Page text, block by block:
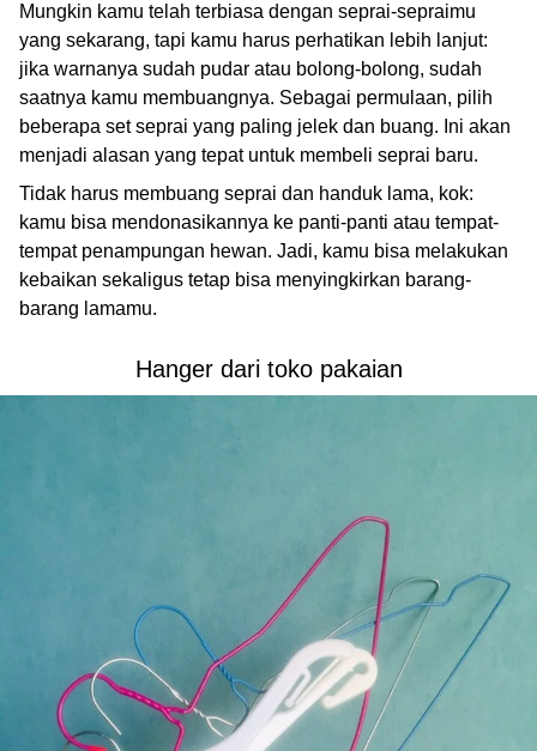
Mungkin kamu telah terbiasa dengan seprai-sepraimu
yang sekarang, tapi kamu harus perhatikan lebih lanjut:
jika warnanya sudah pudar atau bolong-bolong, sudah
saatnya kamu membuangnya. Sebagai permulaan, pilih
beberapa set seprai yang paling jelek dan buang. Ini akan
menjadi alasan yang tepat untuk membeli seprai baru.
Tidak harus membuang seprai dan handuk lama, kok:
kamu bisa mendonasikannya ke panti-panti atau tempat-
tempat penampungan hewan. Jadi, kamu bisa melakukan
kebaikan sekaligus tetap bisa menyingkirkan barang-
barang lamamu.
Hanger dari toko pakaian